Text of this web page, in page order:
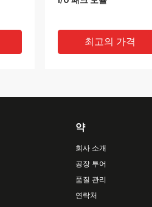
최고의 가격
약
회사 소개
공장 투어
품질 관리
연락처